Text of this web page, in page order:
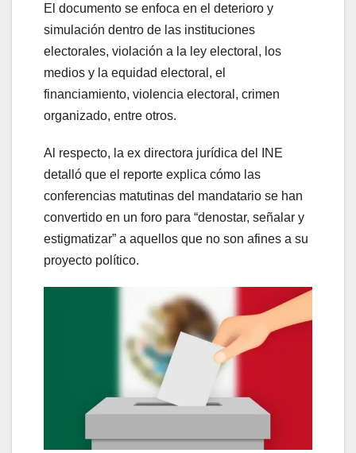
El documento se enfoca en el deterioro y
simulación dentro de las instituciones
electorales, violación a la ley electoral, los
medios y la equidad electoral, el
financiamiento, violencia electoral, crimen
organizado, entre otros.
Al respecto, la ex directora jurídica del INE
detalló que el reporte explica cómo las
conferencias matutinas del mandatario se han
convertido en un foro para “denostar, señalar y
estigmatizar” a aquellos que no son afines a su
proyecto político.